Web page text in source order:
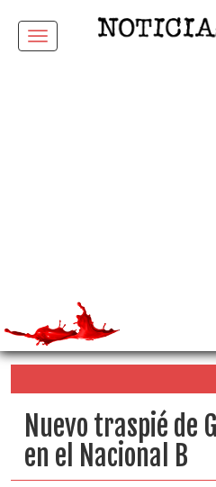
Menu
Nuevo traspié de
en el Nacional B